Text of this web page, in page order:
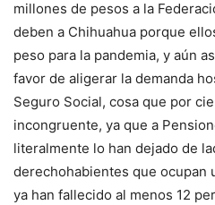
millones de pesos a la
deben a Chihuahua porque
peso para la pandemia, y aún
favor de aligerar la demanda
Seguro Social, cosa que por
incongruente, ya que a
literalmente lo han dejado de
derechohabientes que ocupan
ya han fallecido al menos 12